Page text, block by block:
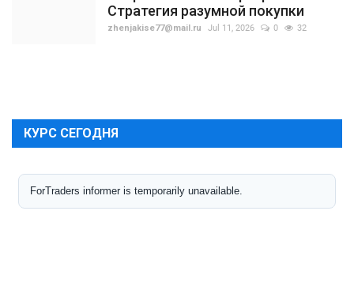
Стратегия разумной покупки
zhenjakise77@mail.ru Jul 11, 2026 0 32
КУРС СЕГОДНЯ